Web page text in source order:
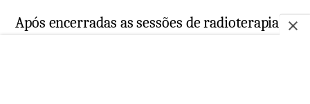
Após encerradas as sessões de radioterapia, a